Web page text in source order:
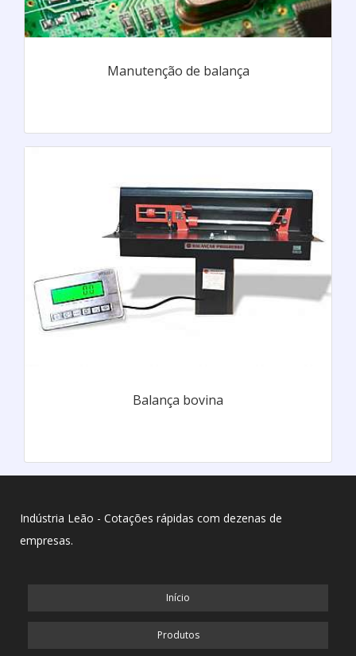
Manutenção de balança
Balança bovina
Indústria Leão - Cotações rápidas com dezenas de
empresas.
Início
Produtos